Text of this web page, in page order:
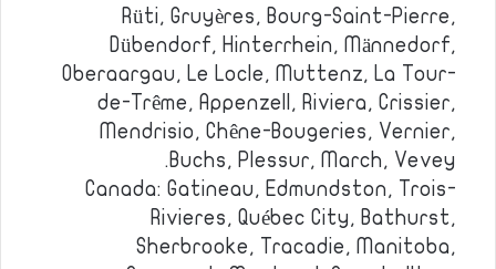
Rüti, Gruyères, Bourg-Saint-Pierre,
Dübendorf, Hinterrhein, Männedorf,
Oberaargau, Le Locle, Muttenz, La Tour-
de-Trême, Appenzell, Riviera, Crissier,
Mendrisio, Chêne-Bougeries, Vernier,
Buchs, Plessur, March, Vevey.
Canada: Gatineau, Edmundston, Trois-
Rivieres, Québec City, Bathurst,
Sherbrooke, Tracadie, Manitoba,